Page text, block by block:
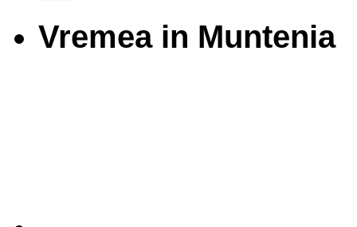
Vremea in Muntenia